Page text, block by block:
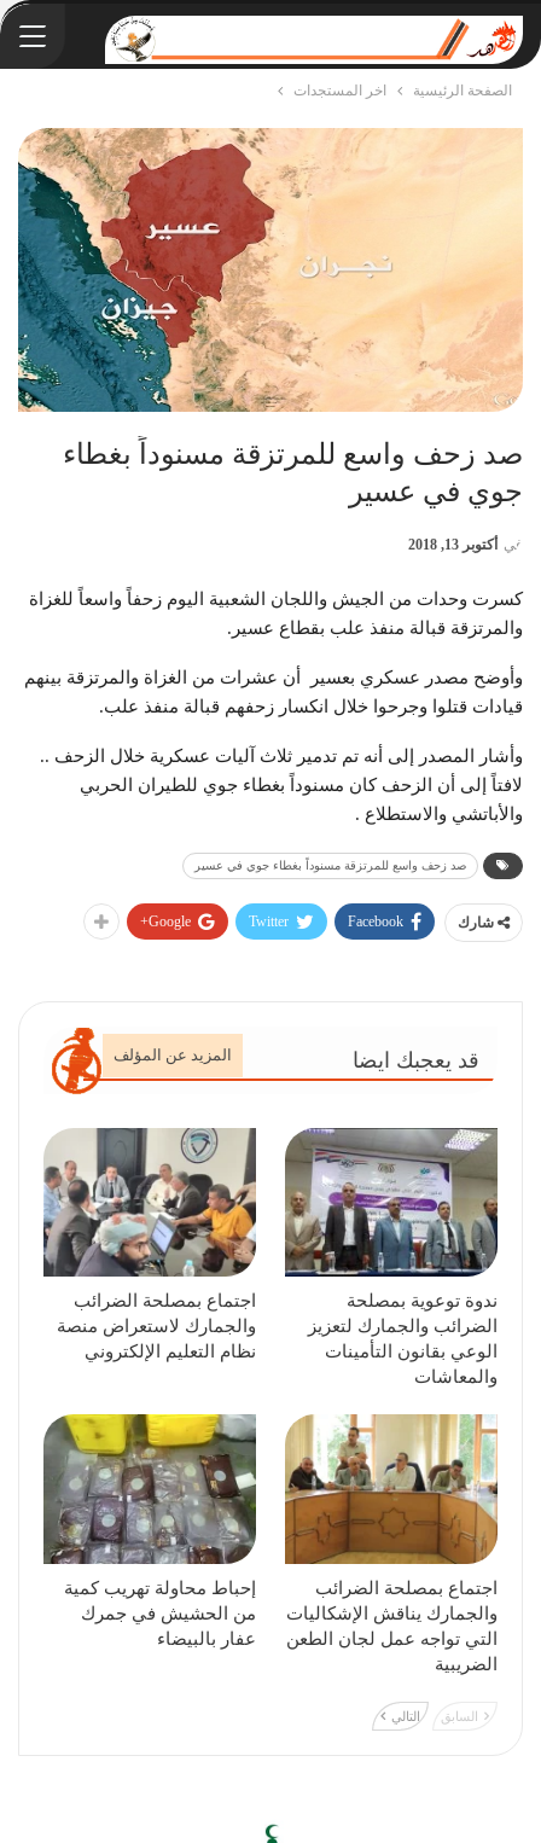
الصفحة الرئيسية اخر المستجدات
صد زحف واسع للمرتزقة مسنوداً بغطاء
جوي في عسير
في أكتوبر 13, 2018
كسرت وحدات من الجيش واللجان الشعبية اليوم زحفاً واسعاً للغزاة
والمرتزقة قبالة منفذ علب بقطاع عسير.
وأوضح مصدر عسكري بعسير أن عشرات من الغزاة والمرتزقة بينهم
قيادات قتلوا وجرحوا خلال انكسار زحفهم قبالة منفذ علب.
وأشار المصدر إلى أنه تم تدمير ثلاث آليات عسكرية خلال الزحف ..
لافتاً إلى أن الزحف كان مسنوداً بغطاء جوي للطيران الحربي
والأباتشي والاستطلاع .
صد زحف واسع للمرتزقة مسنوداً بغطاء جوي في عسير
شارك Facebook
Twitter
Google+
قد يعجبك ايضا المزيد عن المؤلف
ندوة توعوية بمصلحة
الضرائب والجمارك لتعزيز
الوعي بقانون التأمينات
والمعاشات
اجتماع بمصلحة الضرائب
والجمارك لاستعراض منصة
نظام التعليم الإلكتروني
اجتماع بمصلحة الضرائب
والجمارك يناقش الإشكاليات
التي تواجه عمل لجان الطعن
الضريبية
إحباط محاولة تهريب كمية
من الحشيش في جمرك
عفار بالبيضاء
السابق التالي